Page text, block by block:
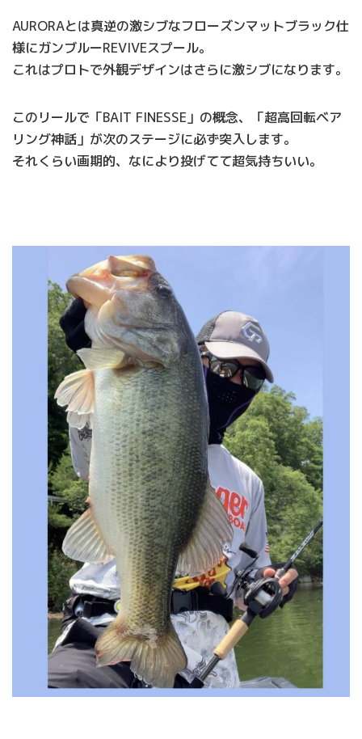
AURORAとは真逆の激シブなフローズンマットブラック仕
様にガンブルーREVIVEスプール。
これはプロトで外観デザインはさらに激シブになります。
このリールで「BAIT FINESSE」の概念、「超高回転ベア
リング神話」が次のステージに必ず突入します。
それくらい画期的、なにより投げてて超気持ちいい。